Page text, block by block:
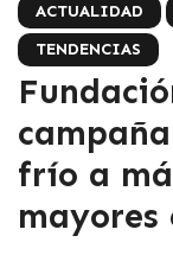
ACTUALIDAD
TENDENCIAS
frío a
mayores